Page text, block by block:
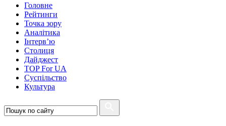
Головне
Рейтинги
Точка зору
Аналітика
Інтерв’ю
Столиця
Дайджест
TOP For UA
Суспiльство
Культура